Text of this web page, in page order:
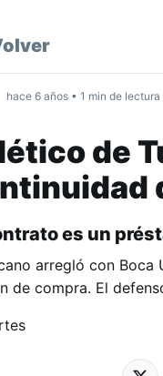
hace 6 años • 1 min de lectura
de
es un
arregló con Boca
de compra. El